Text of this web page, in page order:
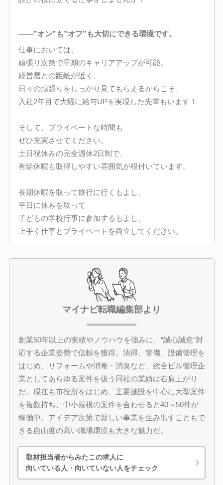
――”オン”も”オフ”も大切にできる環境です。
仕事においては、
頑張り次第で早期のキャリアアップが可能。
経営層との距離が近く、
日々の頑張りをしっかり見てもらえるからこそ、
入社2年目で大幅に給与UPを実現した先輩もいます！
そして、プライベートな時間も
ぜひ充実させてください。
土日祝休みの完全週休2日制で、
有給休暇も取得しやすい雰囲気が根付いています。
長期休暇を取って旅行に行くもよし、
平日に休みを取って
子どもの学校行事に参加するもよし、
上手く仕事とプライベートを両立してください。
マイナビ転職編集部より
創業50年以上の実績やノウハウを強みに、“誠心誠意”対
応する企業姿勢で信頼を獲得。清掃、警備、設備管理を
はじめ、リフォームや消毒・消臭など、総合ビル管理企
業としてあらゆる案件を扱う同社の業績は右肩上がり
だ。現在も市役所をはじめ、主要施設を中心に大型案件
を複数持ち、中小規模の案件を合わせると40～50件が
稼働中。アイデア次第で新しい事業を生み出すこともで
きる自由度の高い職場環境も大きな魅力だ。
取材担当者からみたこの求人に
向いている人・向いていない人をチェック